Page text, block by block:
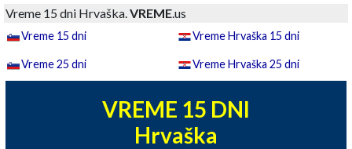
Vreme 15 dni Hrvaška.VREME.us
Vreme 15 dni Vreme Hrvaška 15 dni
Vreme 25 dni Vreme Hrvaška 25 dni
VREME 15 DNI
Hrvaška